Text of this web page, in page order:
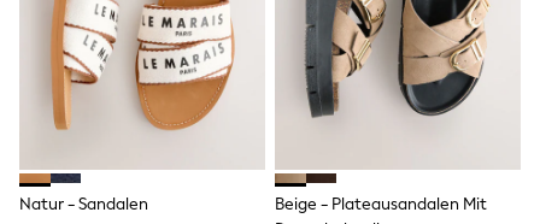
Skechers
Sunglasses
GIRLS
New In
New in from Next
Toy Story
Natur - Sandalen
Beige - Plateausandalen Mit